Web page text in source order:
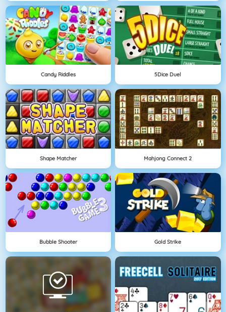
Candy Riddles 5Dice Duel
Shape Matcher Mahjong Connect 2
Bubble Shooter Gold Strike